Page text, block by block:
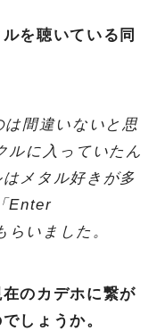
を聴いている同
間違いないと思
ルに入っていたん
メタル好きが多
Enter
いました。
のカデホに繋が
しょうか。